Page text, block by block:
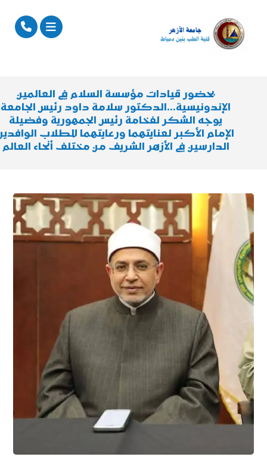
بحضور قيادات مؤسسة السلام في العالمين
الإندونيسية…الدكتور سلامة داود رئيس الجامعة
يوجه الشكر لفخامة رئيس الجمهورية وفضيلة
الإمام الأكبر لعنايتهما ورعايتهما للطلاب
الدارسين في الأزهر الشريف من مختلف أنحاء العالم